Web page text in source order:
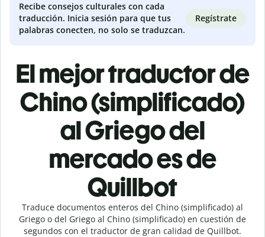
Recibe consejos culturales con cada
traducción. Inicia sesión para que tus
palabras conecten, no solo se traduzcan.
Regístrate
El mejor traductor de
Chino (simplificado)
al Griego del
mercado es de
Quillbot
Traduce documentos enteros del Chino (simplificado) al
Griego o del Griego al Chino (simplificado) en cuestión de
segundos con el traductor de gran calidad de Quillbot.